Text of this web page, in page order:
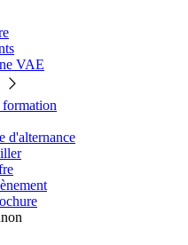
VAE
formation
d'alternance